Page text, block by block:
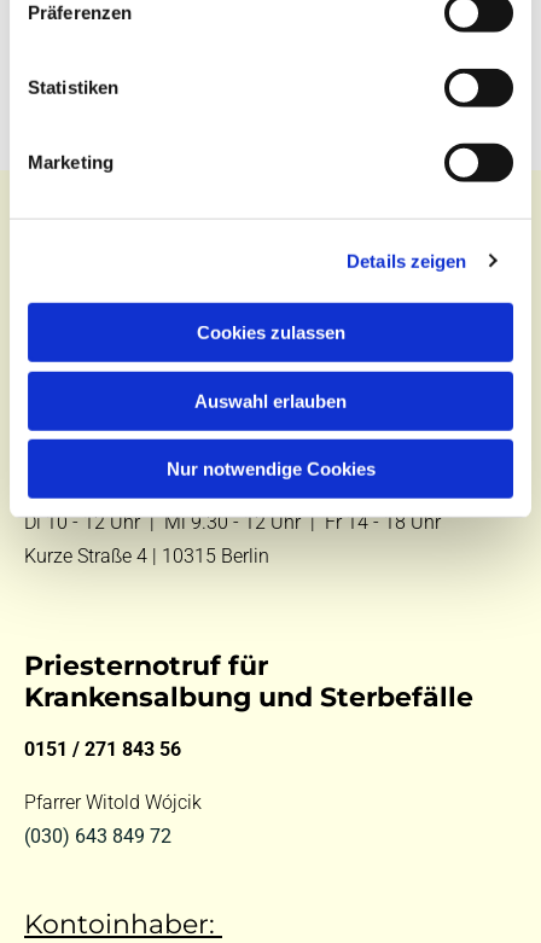
Präferenzen
Statistiken
Marketing
Details zeigen
Cookies zulassen
Auswahl erlauben
Nur notwendige Cookies
Kontakt
Tel.:
E-Mail:kontakt@st-hildegard-von-bingen.de
Di 10 - 12 Uhr |Mi 9.30 - 12 Uhr |Fr 14 - 18 Uhr
Kurze Straße 4 | 10315 Berlin
Priesternotruf für
Krankensalbung und Sterbefälle
0151 / 271 843 56
Pfarrer Witold Wójcik
(030) 643 849 72
Kontoinhaber: